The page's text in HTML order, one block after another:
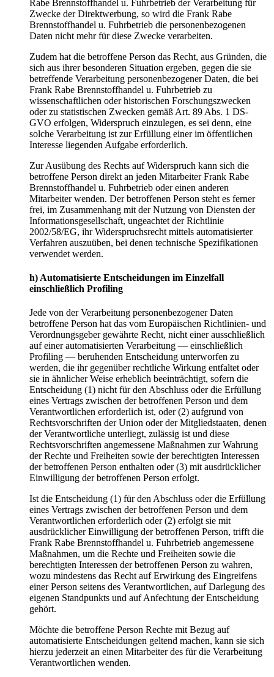
Rabe Brennstoffhandel u. Fuhrbetrieb der Verarbeitung für
Zwecke der Direktwerbung, so wird die Frank Rabe
Brennstoffhandel u. Fuhrbetrieb die personenbezogenen
Daten nicht mehr für diese Zwecke verarbeiten.
Zudem hat die betroffene Person das Recht, aus Gründen, die
sich aus ihrer besonderen Situation ergeben, gegen die sie
betreffende Verarbeitung personenbezogener Daten, die bei
Frank Rabe Brennstoffhandel u. Fuhrbetrieb zu
wissenschaftlichen oder historischen Forschungszwecken
oder zu statistischen Zwecken gemäß Art. 89 Abs. 1 DS-
GVO erfolgen, Widerspruch einzulegen, es sei denn, eine
solche Verarbeitung ist zur Erfüllung einer im öffentlichen
Interesse liegenden Aufgabe erforderlich.
Zur Ausübung des Rechts auf Widerspruch kann sich die
betroffene Person direkt an jeden Mitarbeiter Frank Rabe
Brennstoffhandel u. Fuhrbetrieb oder einen anderen
Mitarbeiter wenden. Der betroffenen Person steht es ferner
frei, im Zusammenhang mit der Nutzung von Diensten der
Informationsgesellschaft, ungeachtet der Richtlinie
2002/58/EG, ihr Widerspruchsrecht mittels automatisierter
Verfahren auszuüben, bei denen technische Spezifikationen
verwendet werden.
h) Automatisierte Entscheidungen im Einzelfall
einschließlich Profiling
Jede von der Verarbeitung personenbezogener Daten
betroffene Person hat das vom Europäischen Richtlinien- und
Verordnungsgeber gewährte Recht, nicht einer ausschließlich
auf einer automatisierten Verarbeitung — einschließlich
Profiling — beruhenden Entscheidung unterworfen zu
werden, die ihr gegenüber rechtliche Wirkung entfaltet oder
sie in ähnlicher Weise erheblich beeinträchtigt, sofern die
Entscheidung (1) nicht für den Abschluss oder die Erfüllung
eines Vertrags zwischen der betroffenen Person und dem
Verantwortlichen erforderlich ist, oder (2) aufgrund von
Rechtsvorschriften der Union oder der Mitgliedstaaten, denen
der Verantwortliche unterliegt, zulässig ist und diese
Rechtsvorschriften angemessene Maßnahmen zur Wahrung
der Rechte und Freiheiten sowie der berechtigten Interessen
der betroffenen Person enthalten oder (3) mit ausdrücklicher
Einwilligung der betroffenen Person erfolgt.
Ist die Entscheidung (1) für den Abschluss oder die Erfüllung
eines Vertrags zwischen der betroffenen Person und dem
Verantwortlichen erforderlich oder (2) erfolgt sie mit
ausdrücklicher Einwilligung der betroffenen Person, trifft die
Frank Rabe Brennstoffhandel u. Fuhrbetrieb angemessene
Maßnahmen, um die Rechte und Freiheiten sowie die
berechtigten Interessen der betroffenen Person zu wahren,
wozu mindestens das Recht auf Erwirkung des Eingreifens
einer Person seitens des Verantwortlichen, auf Darlegung des
eigenen Standpunkts und auf Anfechtung der Entscheidung
gehört.
Möchte die betroffene Person Rechte mit Bezug auf
automatisierte Entscheidungen geltend machen, kann sie sich
hierzu jederzeit an einen Mitarbeiter des für die Verarbeitung
Verantwortlichen wenden.